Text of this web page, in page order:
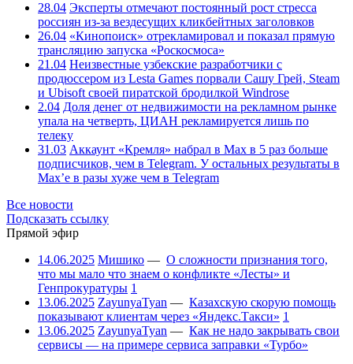
28.04 Эксперты отмечают постоянный рост стресса
россиян из-за вездесущих кликбейтных заголовков
26.04 «Кинопоиск» отрекламировал и показал прямую
трансляцию запуска «Роскосмоса»
21.04 Неизвестные узбекские разработчики с
продюссером из Lesta Games порвали Сашу Грей, Steam
и Ubisoft своей пиратской бродилкой Windrose
2.04 Доля денег от недвижимости на рекламном рынке
упала на четверть, ЦИАН рекламируется лишь по
телеку
31.03 Аккаунт «Кремля» набрал в Max в 5 раз больше
подписчиков, чем в Telegram. У остальных результаты в
Max’е в разы хуже чем в Telegram
Все новости
Подсказать ссылку
Прямой эфир
14.06.2025 Мишико — О сложности признания того,
что мы мало что знаем о конфликте «Лесты» и
Генпрокуратуры 1
13.06.2025 ZayunyaTyan — Казахскую скорую помощь
показывают клиентам через «Яндекс.Такси» 1
13.06.2025 ZayunyaTyan — Как не надо закрывать свои
сервисы — на примере сервиса заправки «Турбо»